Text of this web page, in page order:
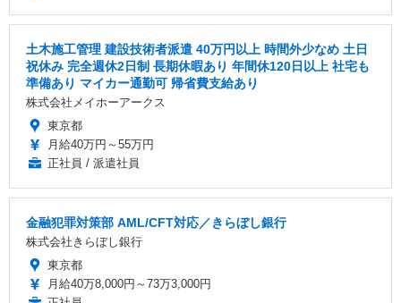
土木施工管理 建設技術者派遣 40万円以上 時間外少なめ 土日
祝休み 完全週休2日制 長期休暇あり 年間休120日以上 社宅も
準備あり マイカー通勤可 帰省費支給あり
株式会社メイホーアークス
東京都
月給40万円～55万円
正社員 / 派遣社員
金融犯罪対策部 AML/CFT対応／きらぼし銀行
株式会社きらぼし銀行
東京都
月給40万8,000円～73万3,000円